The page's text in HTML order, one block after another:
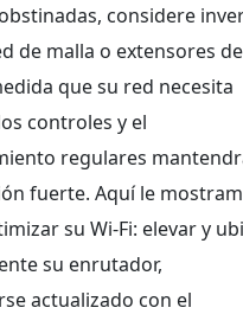
considere
de malla o extensores de
que su red necesita
controles y el
regulares
fuerte. Aquí le
su Wi-Fi: elevar y
su enrutador,
actualizado con el